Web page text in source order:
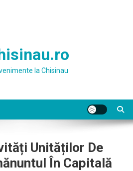
la Chisinau
Unităților De
În Capitală